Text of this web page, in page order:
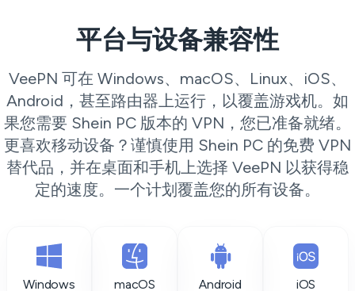
平台与设备兼容性
VeePN 可在 Windows、macOS、Linux、iOS、
Android，甚至路由器上运行，以覆盖游戏机。如
果您需要 Shein PC 版本的 VPN，您已准备就绪。
更喜欢移动设备？谨慎使用 Shein PC 的免费 VPN
替代品，并在桌面和手机上选择 VeePN 以获得稳
定的速度。一个计划覆盖您的所有设备。
Windows macOS Android iOS